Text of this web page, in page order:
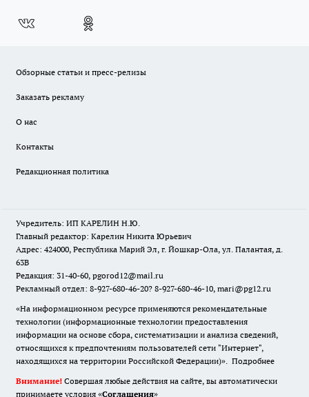
Обзорные статьи и пресс-релизы
Заказать рекламу
О нас
Контакты
Редакционная политика
Учредитель: ИП КАРЕЛИН Н.Ю.
Главный редактор: Карелин Никита Юрьевич
Адрес: 424000, Республика Марий Эл, г. Йошкар-Ола, ул. Палантая, д.
63В
Редакция: 31-40-60, pgorod12@mail.ru
Рекламный отдел: 8-927-680-46-20? 8-927-680-46-10, mari@pg12.ru
«На информационном ресурсе применяются рекомендательные
технологии (информационные технологии предоставления
информации на основе сбора, систематизации и анализа сведений,
относящихся к предпочтениям пользователей сети "Интернет",
находящихся на территории Российской Федерации)». Подробнее
Внимание! Совершая любые действия на сайте, вы автоматически
принимаете условия «Cоглашения»